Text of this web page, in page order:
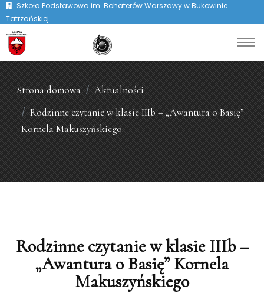
Szkoła Podstawowa im. Bohaterów Warszawy w Bukowinie
Tatrzańskiej
Strona domowa
Aktualności
Rodzinne czytanie w klasie IIIb – „Awantura o Basię”
Kornela Makuszyńskiego
Rodzinne czytanie w klasie IIIb –
„Awantura o Basię” Kornela
Makuszyńskiego